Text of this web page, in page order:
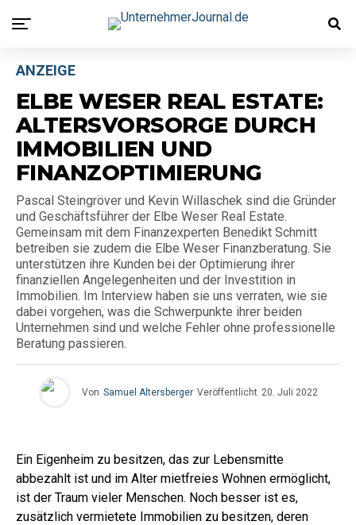
ANZEIGE
ELBE WESER REAL ESTATE:
ALTERSVORSORGE DURCH
IMMOBILIEN UND
FINANZOPTIMIERUNG
Pascal Steingröver und Kevin Willaschek sind die Gründer
und Geschäftsführer der Elbe Weser Real Estate.
Gemeinsam mit dem Finanzexperten Benedikt Schmitt
betreiben sie zudem die Elbe Weser Finanzberatung. Sie
unterstützen ihre Kunden bei der Optimierung ihrer
finanziellen Angelegenheiten und der Investition in
Immobilien. Im Interview haben sie uns verraten, wie sie
dabei vorgehen, was die Schwerpunkte ihrer beiden
Unternehmen sind und welche Fehler ohne professionelle
Beratung passieren.
Von Samuel Altersberger Veröffentlicht 20. Juli 2022
Ein Eigenheim zu besitzen, das zur Lebensmitte
abbezahlt ist und im Alter mietfreies Wohnen ermöglicht,
ist der Traum vieler Menschen. Noch besser ist es,
zusätzlich vermietete Immobilien zu besitzen, deren